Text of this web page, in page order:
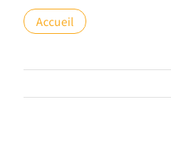
Accueil